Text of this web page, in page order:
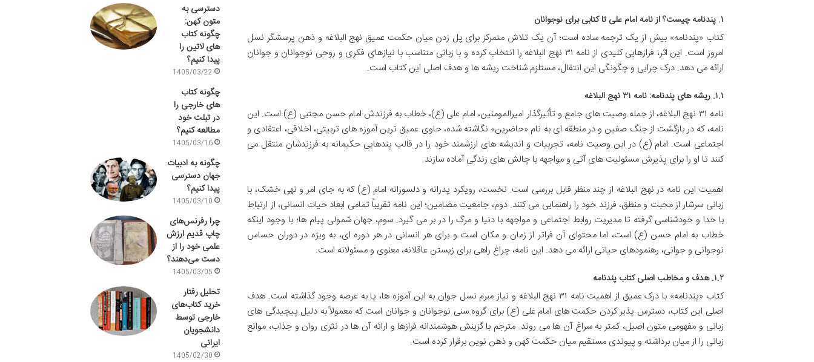
۱. پندنامه چیست؟ از نامه امام علی تا کتابی برای نوجوانان
کتاب «پندنامه» بیش از یک ترجمه ساده است؛ آن یک تلاش متمرکز برای پل زدن میان حکمت عمیق نهج البلاغه و ذهن پرسشگر نسل
امروز است. این اثر، فرازهایی کلیدی از نامه ۳۱ نهج البلاغه را انتخاب کرده و با زبانی متناسب با نیازهای فکری و روحی نوجوانان و جوانان
ارائه می دهد. درک چرایی و چگونگی این انتقال، مستلزم شناخت ریشه ها و هدف اصلی این کتاب است.
۱.۱. ریشه های پندنامه: نامه ۳۱ نهج البلاغه
نامه ۳۱ نهج البلاغه، از جمله وصیت های جامع و تأثیرگذار امیرالمومنین، امام علی (ع)، خطاب به فرزندش امام حسن مجتبی (ع) است. این
نامه، که در بازگشت از جنگ صفین و در منطقه ای به نام «حاضرین» نگاشته شده، حاوی عمیق ترین آموزه های تربیتی، اخلاقی، اعتقادی و
اجتماعی است. امام (ع) در این وصیت نامه، تجربیات و اندیشه های ارزشمند خود را در قالب پندهایی حکیمانه به فرزندشان منتقل می
کنند تا او را برای پذیرش مسئولیت های آتی و مواجهه با چالش های زندگی آماده سازند.
اهمیت این نامه در نهج البلاغه از چند منظر قابل بررسی است. نخست، رویکرد پدرانه و دلسوزانه امام (ع) که به جای امر و نهی خشک، با
زبانی سرشار از محبت و منطق، فرزند خود را راهنمایی می کنند. دوم، جامعیت مضامین؛ این نامه تقریباً تمامی ابعاد حیات انسانی، از ارتباط
با خدا و خودشناسی گرفته تا مدیریت روابط اجتماعی و مواجهه با دنیا و مرگ را در بر می گیرد. سوم، جهان شمولی پیام ها؛ با وجود اینکه
خطاب به امام حسن (ع) است، اما محتوای آن فراتر از زمان و مکان است و برای هر انسانی در هر دوره ای، به ویژه در دوران حساس
نوجوانی و جوانی، رهنمودهای حیاتی ارائه می دهد. این نامه، چراغ راهی برای زیستن عاقلانه، معنوی و مسئولانه است.
۱.۲. هدف و مخاطب اصلی کتاب پندنامه
کتاب «پندنامه» با درک عمیق از اهمیت نامه ۳۱ نهج البلاغه و نیاز مبرم نسل جوان به این آموزه ها، پا به عرصه وجود گذاشته است. هدف
اصلی این کتاب، دسترس پذیر کردن حکمت های امام علی (ع) برای گروه سنی نوجوانان و جوانان است که معمولاً به دلیل پیچیدگی های
زبانی و مفهومی متون اصیل، کمتر به سراغ آن ها می روند. مترجم با گزینش هوشمندانه فرازها و ارائه آن ها در نثری روان و جذاب، موانع
زبانی را از میان برداشته و پیوندی مستقیم میان حکمت کهن و ذهن نوین برقرار کرده است.
دسترسی به
متون کهن:
چگونه کتاب
های لاتین را
پیدا کنیم؟
1405/03/22
چگونه کتاب
های خارجی را
در تبلت خود
مطالعه کنیم؟
1405/03/16
چگونه به ادبیات
جهان دسترسی
پیدا کنیم؟
1405/03/10
چرا رفرنس‌های
چاپ قدیم ارزش
علمی خود را از
دست می‌دهند؟
1405/03/05
تحلیل رفتار
خرید کتاب‌های
خارجی توسط
دانشجویان
ایرانی
1405/02/30